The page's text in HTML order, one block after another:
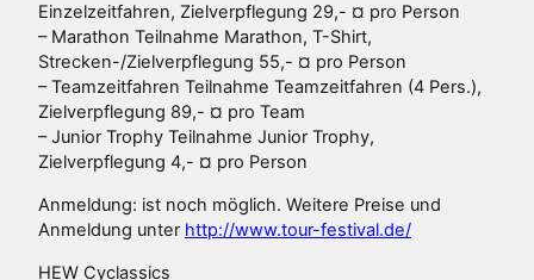
Einzelzeitfahren, Zielverpflegung 29,- ¤ pro Person
– Marathon Teilnahme Marathon, T-Shirt,
Strecken-/Zielverpflegung 55,- ¤ pro Person
– Teamzeitfahren Teilnahme Teamzeitfahren (4 Pers.),
Zielverpflegung 89,- ¤ pro Team
– Junior Trophy Teilnahme Junior Trophy,
Zielverpflegung 4,- ¤ pro Person
Anmeldung: ist noch möglich. Weitere Preise und
Anmeldung unter http://www.tour-festival.de/
HEW Cyclassics